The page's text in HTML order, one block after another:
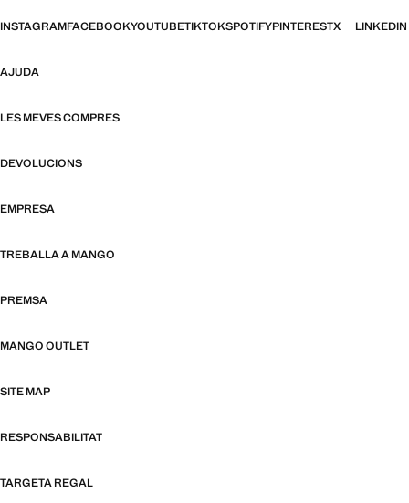
INSTAGRAMFACEBOOKYOUTUBETIKTOKSPOTIFYPINTERESTX LINKEDIN
AJUDA
LES MEVES COMPRES
DEVOLUCIONS
EMPRESA
TREBALLA A MANGO
PREMSA
MANGO OUTLET
SITE MAP
RESPONSABILITAT
TARGETA REGAL